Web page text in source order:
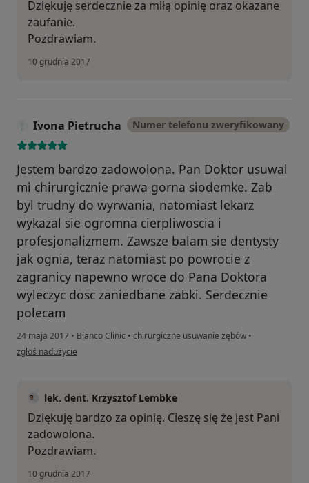
Dziękuję serdecznie za miłą opinię oraz okazane
zaufanie.
Pozdrawiam.
10 grudnia 2017
Ivona Pietrucha Numer telefonu zweryfikowany
Jestem bardzo zadowolona. Pan Doktor usuwal
mi chirurgicznie prawa gorna siodemke. Zab
byl trudny do wyrwania, natomiast lekarz
wykazal sie ogromna cierpliwoscia i
profesjonalizmem. Zawsze balam sie dentysty
jak ognia, teraz natomiast po powrocie z
zagranicy napewno wroce do Pana Doktora
wyleczyc dosc zaniedbane zabki. Serdecznie
polecam
24 maja 2017 • Bianco Clinic • chirurgiczne usuwanie zębów •
w opinii użytkownika Ivona Pietrucha
zgłoś nadużycie
lek. dent. Krzysztof Lembke
Dziękuję bardzo za opinię. Cieszę się że jest Pani
zadowolona.
Pozdrawiam.
10 grudnia 2017